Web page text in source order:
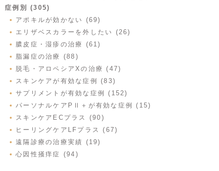
症例別 (305)
アポキルが効かない (69)
エリザベスカラーを外したい (26)
膿皮症・湿疹の治療 (61)
脂漏症の治療 (88)
脱毛・アロペシアXの治療 (47)
スキンケアが有効な症例 (83)
サプリメントが有効な症例 (152)
パーソナルケアPⅡ＋が有効な症例 (15)
スキンケアECプラス (90)
ヒーリングケアLFプラス (67)
遠隔診療の治療実績 (19)
心因性掻痒症 (94)